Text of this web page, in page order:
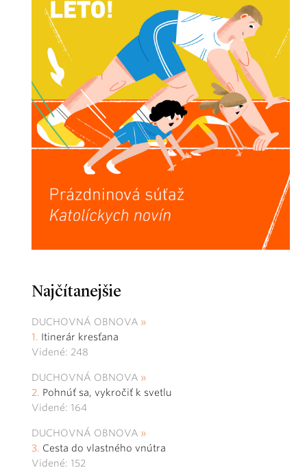
Najčítanejšie
DUCHOVNÁ OBNOVA
Itinerár kresťana
Videné: 248
DUCHOVNÁ OBNOVA
Pohnúť sa, vykročiť k svetlu
Videné: 164
DUCHOVNÁ OBNOVA
Cesta do vlastného vnútra
Videné: 152